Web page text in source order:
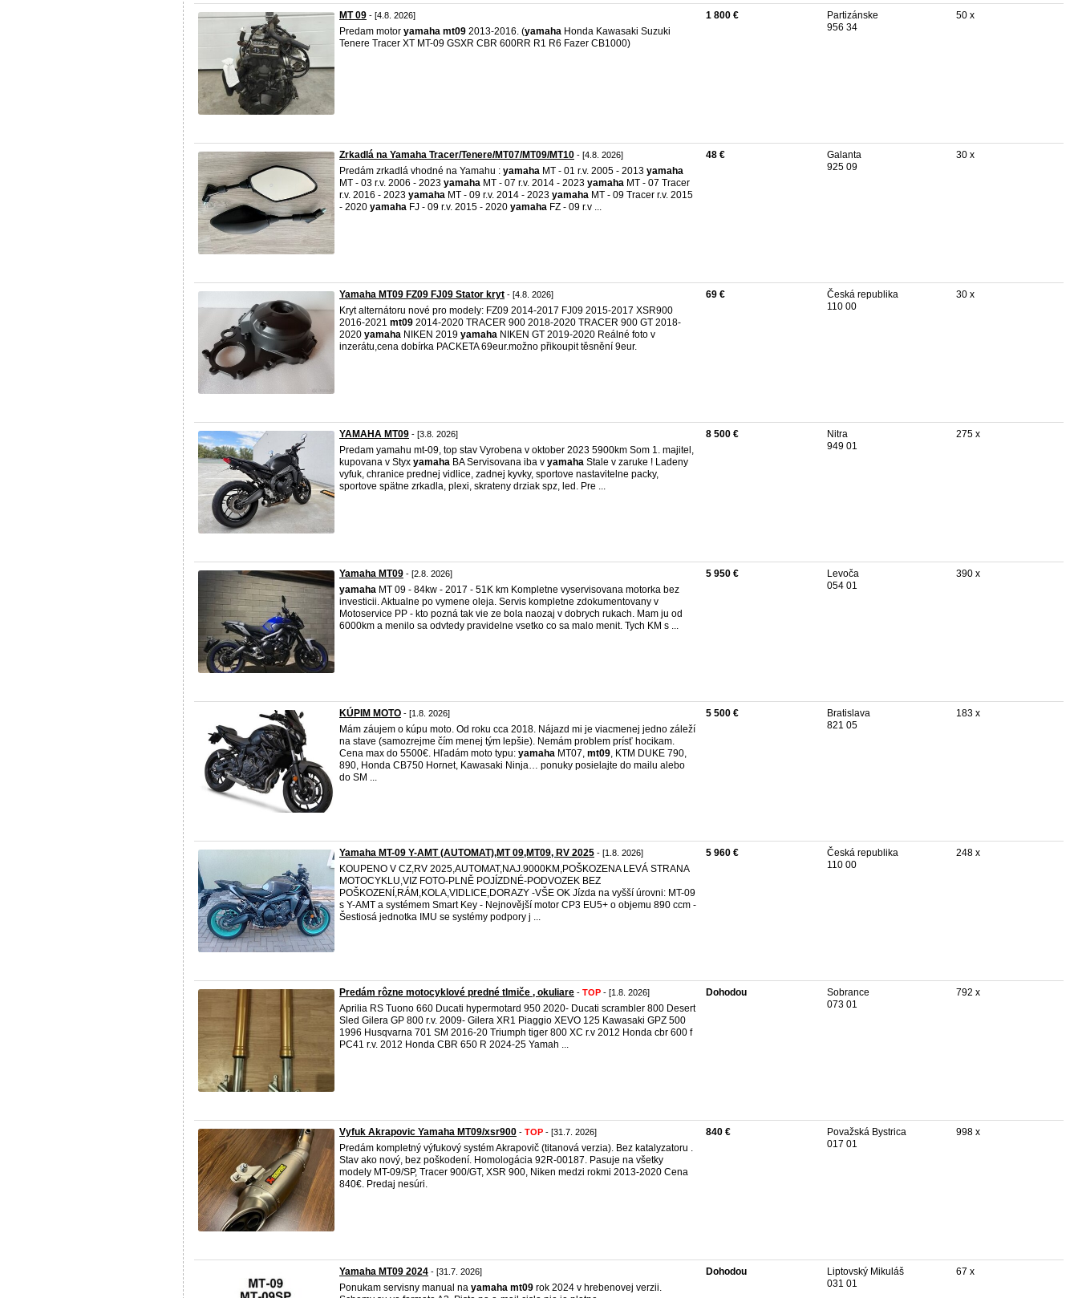
MT 09 - [4.8. 2026]
Predam motor yamaha mt09 2013-2016. (yamaha Honda Kawasaki Suzuki
Tenere Tracer XT MT-09 GSXR CBR 600RR R1 R6 Fazer CB1000)
1 800 €
Partizánske
956 34
50 x
Zrkadlá na Yamaha Tracer/Tenere/MT07/MT09/MT10 - [4.8. 2026]
Predám zrkadlá vhodné na Yamahu : yamaha MT - 01 r.v. 2005 - 2013 yamaha
MT - 03 r.v. 2006 - 2023 yamaha MT - 07 r.v. 2014 - 2023 yamaha MT - 07 Tracer
r.v. 2016 - 2023 yamaha MT - 09 r.v. 2014 - 2023 yamaha MT - 09 Tracer r.v. 2015
- 2020 yamaha FJ - 09 r.v. 2015 - 2020 yamaha FZ - 09 r.v ...
48 €
Galanta
925 09
30 x
Yamaha MT09 FZ09 FJ09 Stator kryt - [4.8. 2026]
Kryt alternátoru nové pro modely: FZ09 2014-2017 FJ09 2015-2017 XSR900
2016-2021 mt09 2014-2020 TRACER 900 2018-2020 TRACER 900 GT 2018-
2020 yamaha NIKEN 2019 yamaha NIKEN GT 2019-2020 Reálné foto v
inzerátu,cena dobírka PACKETA 69eur.možno přikoupit těsnění 9eur.
69 €
Česká republika
110 00
30 x
YAMAHA MT09 - [3.8. 2026]
Predam yamahu mt-09, top stav Vyrobena v oktober 2023 5900km Som 1. majitel,
kupovana v Styx yamaha BA Servisovana iba v yamaha Stale v zaruke ! Ladeny
vyfuk, chranice prednej vidlice, zadnej kyvky, sportove nastavitelne packy,
sportove spätne zrkadla, plexi, skrateny drziak spz, led. Pre ...
8 500 €
Nitra
949 01
275 x
Yamaha MT09 - [2.8. 2026]
yamaha MT 09 - 84kw - 2017 - 51K km Kompletne vyservisovana motorka bez
investicii. Aktualne po vymene oleja. Servis kompletne zdokumentovany v
Motoservice PP - kto pozná tak vie ze bola naozaj v dobrych rukach. Mam ju od
6000km a menilo sa odvtedy pravidelne vsetko co sa malo menit. Tych KM s ...
5 950 €
Levoča
054 01
390 x
KÚPIM MOTO - [1.8. 2026]
Mám záujem o kúpu moto. Od roku cca 2018. Nájazd mi je viacmenej jedno záleží
na stave (samozrejme čím menej tým lepšie). Nemám problem prísť hocikam.
Cena max do 5500€. Hľadám moto typu: yamaha MT07, mt09, KTM DUKE 790,
890, Honda CB750 Hornet, Kawasaki Ninja… ponuky posielajte do mailu alebo
do SM ...
5 500 €
Bratislava
821 05
183 x
Yamaha MT-09 Y-AMT (AUTOMAT),MT 09,MT09, RV 2025 - [1.8. 2026]
KOUPENO V CZ,RV 2025,AUTOMAT,NAJ.9000KM,POŠKOZENA LEVÁ STRANA
MOTOCYKLU,VIZ FOTO-PLNĚ POJÍZDNÉ-PODVOZEK BEZ
POŠKOZENÍ,RÁM,KOLA,VIDLICE,DORAZY -VŠE OK Jízda na vyšší úrovni: MT-09
s Y-AMT a systémem Smart Key - Nejnovější motor CP3 EU5+ o objemu 890 ccm -
Šestiosá jednotka IMU se systémy podpory j ...
5 960 €
Česká republika
110 00
248 x
Predám rôzne motocyklové predné tlmiče , okuliare - TOP - [1.8. 2026]
Aprilia RS Tuono 660 Ducati hypermotard 950 2020- Ducati scrambler 800 Desert
Sled Gilera GP 800 r.v. 2009- Gilera XR1 Piaggio XEVO 125 Kawasaki GPZ 500
1996 Husqvarna 701 SM 2016-20 Triumph tiger 800 XC r.v 2012 Honda cbr 600 f
PC41 r.v. 2012 Honda CBR 650 R 2024-25 Yamah ...
Dohodou
Sobrance
073 01
792 x
Vyfuk Akrapovic Yamaha MT09/xsr900 - TOP - [31.7. 2026]
Predám kompletný výfukový systém Akrapovič (titanová verzia). Bez katalyzatoru .
Stav ako nový, bez poškodení. Homologácia 92R-00187. Pasuje na všetky
modely MT-09/SP, Tracer 900/GT, XSR 900, Niken medzi rokmi 2013-2020 Cena
840€. Predaj nesúri.
840 €
Považská Bystrica
017 01
998 x
Yamaha MT09 2024 - [31.7. 2026]
Ponukam servisny manual na yamaha mt09 rok 2024 v hrebenovej verzii.
Dohodou
Liptovský Mikuláš
031 01
67 x